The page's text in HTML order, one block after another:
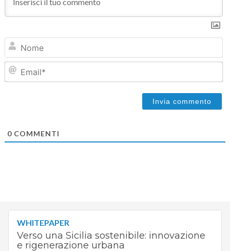
0COMMENTI
WHITEPAPER
Verso una Sicilia sostenibile: innovazione
e rigenerazione urbana